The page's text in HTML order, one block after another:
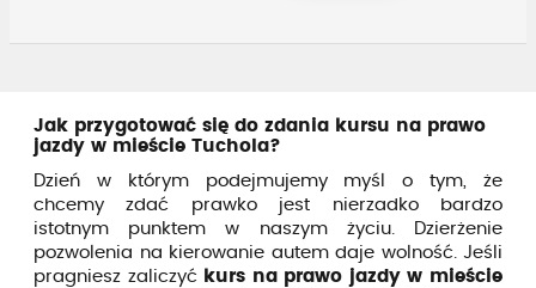
Jak przygotować się do zdania kursu na prawo
jazdy w mieście Tuchola?
Dzień w którym podejmujemy myśl o tym, że
chcemy zdać prawko jest nierzadko bardzo
istotnym punktem w naszym życiu. Dzierżenie
pozwolenia na kierowanie autem daje wolność. Jeśli
pragniesz zaliczyć kurs na prawo jazdy w mieście